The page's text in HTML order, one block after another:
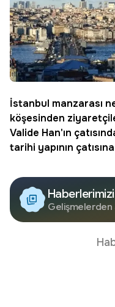
İstanbul manzarası
köşesinden
Valide Han'ın
tarihi yapının
Haberlerimizi
Google'da
Edin
Gelişmelerden